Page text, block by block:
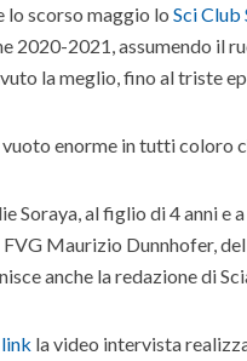
lo scorso maggio loSci Club
2020-2021, assumendo il
la meglio, fino al triste
vuoto enorme in tutti coloro
Soraya, al figlio di 4 anni
FVG Maurizio Dunnhofer,
anche la redazione di
link la video intervista